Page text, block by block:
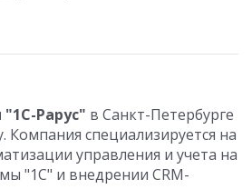
Рарус" в Санкт-Петербурге
Компания специализируется на
управления и учета на
"1С" и внедрении CRM-